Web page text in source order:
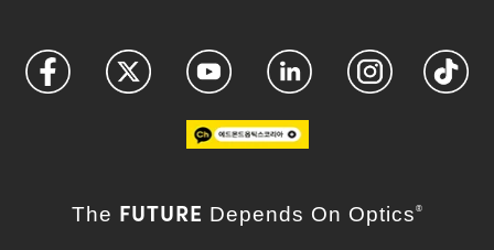
The FUTURE Depends On Optics ®